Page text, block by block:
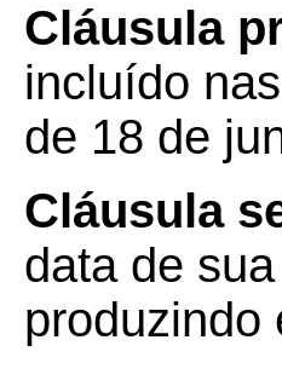
Cláusula
incluído
de 18 de
Cláusula
data de
produzindo